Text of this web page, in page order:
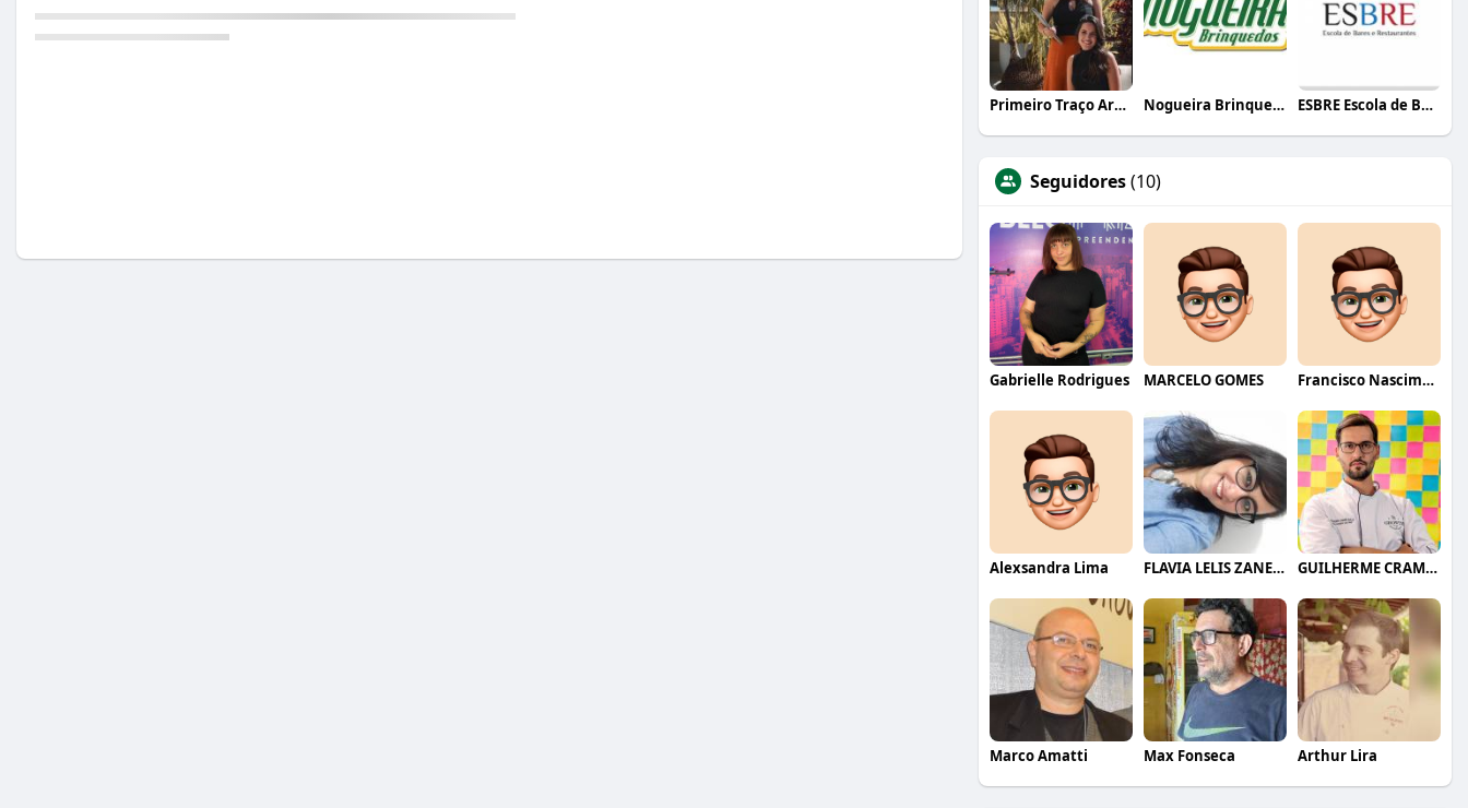
Primeiro Traço Arquitetura Nogueira Brinquedos ESBRE Escola de Bares e Restaurantes
Seguidores(10)
Gabrielle Rodrigues MARCELO GOMES Francisco Nascimento
Alexsandra Lima FLAVIA LELIS ZANELLI GUILHERME CRAMER BALLE
Marco Amatti Max Fonseca Arthur Lira